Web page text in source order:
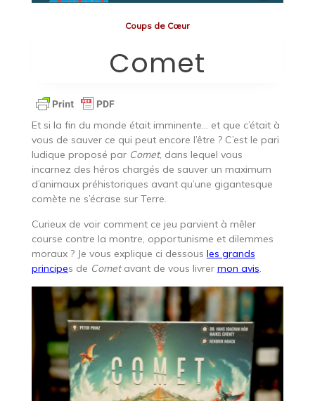
Coups de Cœur
Comet
Et si la fin du monde était imminente… et que c’était à
vous de sauver ce qui peut encore l’être ? C’est le pari
ludique proposé par Comet, dans lequel vous
incarnez des héros chargés de sauver un maximum
d’animaux préhistoriques avant qu’une gigantesque
comète ne s’écrase sur Terre.
Curieux de voir comment ce jeu parvient à mêler
course contre la montre, opportunisme et dilemmes
moraux ? Je vous explique ci dessous les grands
principes de Cometavant de vous livrer mon avis